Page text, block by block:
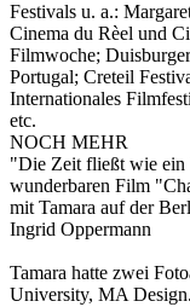
Festivals u. a.:
Cinema du Rèel und
Filmwoche;
Portugal; Creteil
Internationales
etc.
NOCH MEHR
"Die Zeit fließt wie ein
wunderbaren Film
mit Tamara auf der
Ingrid Oppermann
Tamara hatte zwei
University, MA Design.